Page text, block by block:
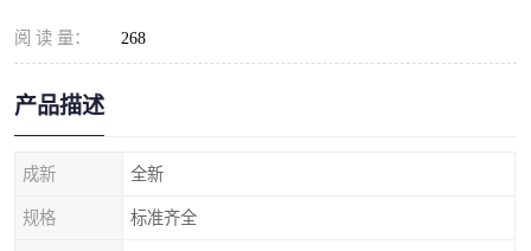
阅 读 量： 268
产品描述
成新 全新
规格 标准齐全